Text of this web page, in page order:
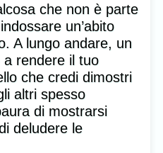
che non è parte
un’abito
A lungo andare, un
rendere il tuo
che credi dimostri
altri spesso
di mostrarsi
deludere le